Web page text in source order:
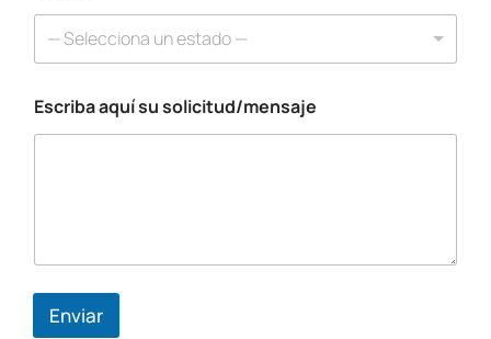
— Selecciona un estado —
Escriba aquí su solicitud/mensaje
Enviar